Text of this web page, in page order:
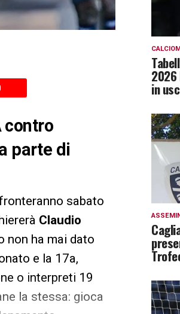
contro
parte di
sabato
Claudio
non ha mai dato
e la 17a,
o interpreti 19
la stessa: gioca
in